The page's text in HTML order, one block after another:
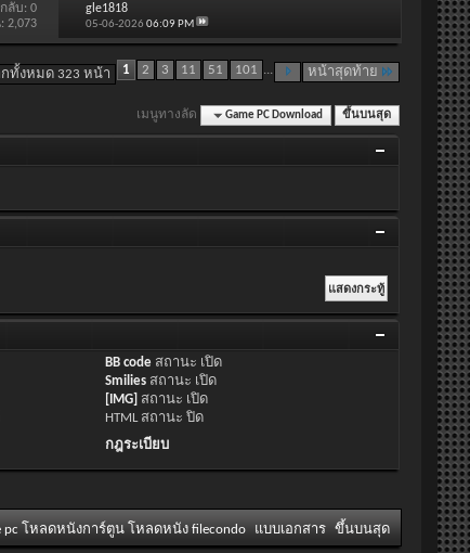
ลับ:0
2,073
gle1818
05-06-2026 06:09 PM
ทั้งหมด 323 หน้า 1 2 3 11 51 101 ... หน้าสุดท้าย
เมนูทางลัด Game PC Download ขึ้นบนสุด
BB code สถานะ เปิด
Smilies สถานะ เปิด
[IMG] สถานะ เปิด
HTML สถานะปิด
กฎระเบียบ
pc โหลดหนังการ์ตูน โหลดหนัง filecondo แบบเอกสาร ขึ้นบนสุด